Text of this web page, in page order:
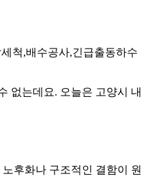
척,배수공사,긴급출동하수
없는데요. 오늘은 고양시 내
후화나 구조적인 결함이 원